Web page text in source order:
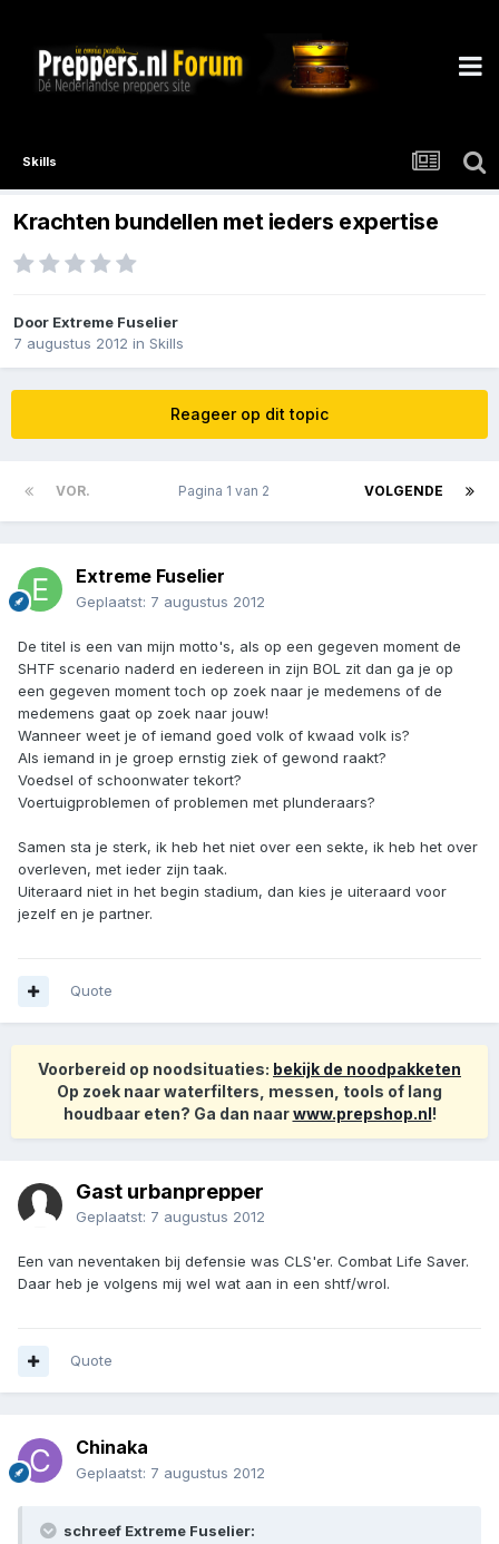
Skills
Krachten bundellen met ieders expertise
Door Extreme Fuselier
7 augustus 2012 in Skills
Reageer op dit topic
VOR. VOLGENDE
Pagina 1 van 2
Extreme Fuselier
Geplaatst: 7 augustus 2012
De titel is een van mijn motto's, als op een gegeven moment de
SHTF scenario naderd en iedereen in zijn BOL zit dan ga je op
een gegeven moment toch op zoek naar je medemens of de
medemens gaat op zoek naar jouw!
Wanneer weet je of iemand goed volk of kwaad volk is?
Als iemand in je groep ernstig ziek of gewond raakt?
Voedsel of schoonwater tekort?
Voertuigproblemen of problemen met plunderaars?
Samen sta je sterk, ik heb het niet over een sekte, ik heb het over
overleven, met ieder zijn taak.
Uiteraard niet in het begin stadium, dan kies je uiteraard voor
jezelf en je partner.
Quote
Voorbereid op noodsituaties: bekijk de noodpakketen
Op zoek naar waterfilters, messen, tools of lang
houdbaar eten? Ga dan naarwww.prepshop.nl!
Gast urbanprepper
Geplaatst: 7 augustus 2012
Een van neventaken bij defensie was CLS'er. Combat Life Saver.
Daar heb je volgens mij wel wat aan in een shtf/wrol.
Quote
Chinaka
Geplaatst: 7 augustus 2012
schreef Extreme Fuselier: